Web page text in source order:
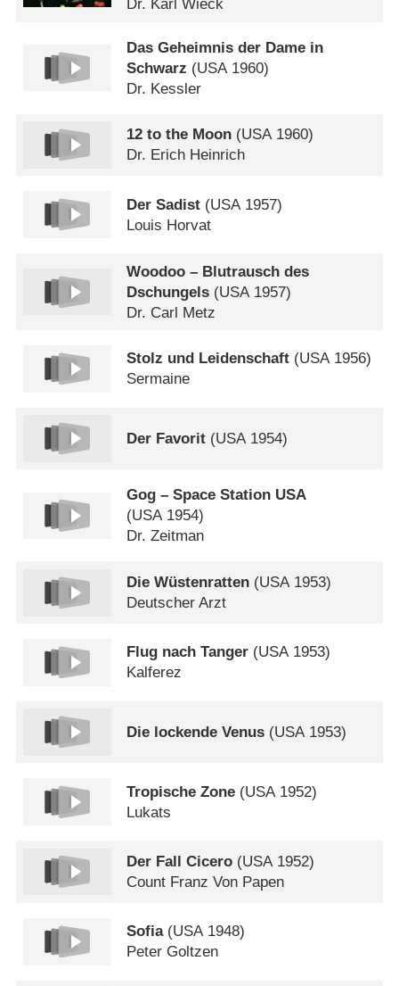
Dr. Karl Wieck
Das Geheimnis der Dame in
Schwarz (USA 1960)
Dr. Kessler
12 to the Moon (USA1960)
Dr. Erich Heinrich
Der Sadist (USA 1957)
Louis Horvat
Woodoo – Blutrausch des
Dschungels (USA 1957)
Dr. Carl Metz
Stolz und Leidenschaft (USA1956)
Sermaine
Der Favorit (USA1954)
Gog – Space Station USA
(USA1954)
Dr. Zeitman
Die Wüstenratten (USA1953)
Deutscher Arzt
Flug nach Tanger (USA1953)
Kalferez
Die lockende Venus (USA1953)
Tropische Zone (USA 1952)
Lukats
Der Fall Cicero (USA1952)
Count Franz Von Papen
Sofia(USA1948)
Peter Goltzen